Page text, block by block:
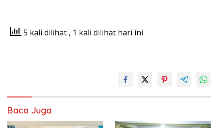
5 kali dilihat , 1 kali dilihat hari ini
Baca Juga